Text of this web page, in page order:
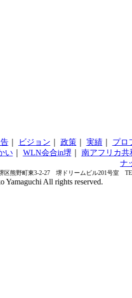
｜ ビジョン 政策｜ 実績｜ プロ
い WLN会合in堺
南アフリカ共
ナ
区熊野町東3-2-27 堺ドリームビル201号室
Yamaguchi All rights reserved.